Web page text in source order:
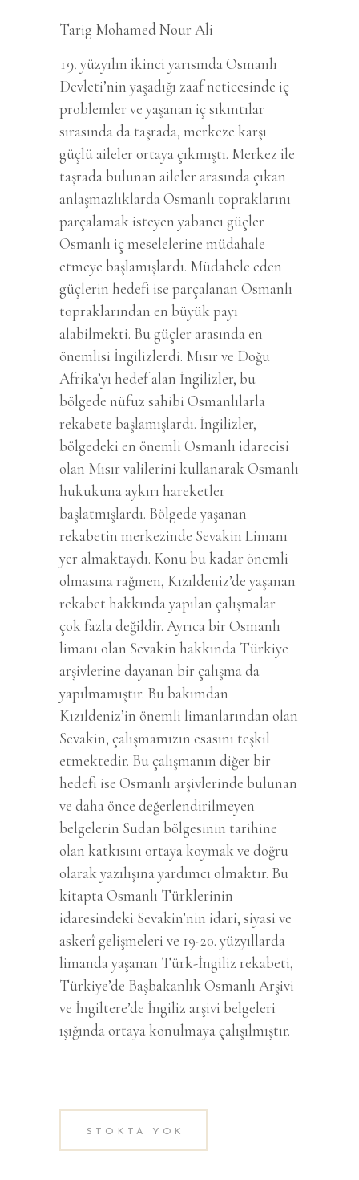
₺ 60,00.
fiyat:
₺ 48,00.
Tarig Mohamed Nour Ali
yüzyılın ikinci yarısında Osmanlı
Devleti’nin yaşadığı zaaf neticesinde iç
problemler ve yaşanan iç sıkıntılar
sırasında da taşrada, merkeze karşı
güçlü aileler ortaya çıkmıştı. Merkez ile
taşrada bulunan aileler arasında çıkan
anlaşmazlıklarda Osmanlı topraklarını
parçalamak isteyen yabancı güçler
Osmanlı iç meselelerine müdahale
etmeye başlamışlardı. Müdahele eden
güçlerin hedefi ise parçalanan Osmanlı
topraklarından en büyük payı
alabilmekti. Bu güçler arasında en
önemlisi İngilizlerdi. Mısır ve Doğu
Afrika’yı hedef alan İngilizler, bu
bölgede nüfuz sahibi Osmanlılarla
rekabete başlamışlardı. İngilizler,
bölgedeki en önemli Osmanlı idarecisi
olan Mısır valilerini kullanarak Osmanlı
hukukuna aykırı hareketler
başlatmışlardı. Bölgede yaşanan
rekabetin merkezinde Sevakin Limanı
yer almaktaydı. Konu bu kadar önemli
olmasına rağmen, Kızıldeniz’de yaşanan
rekabet hakkında yapılan çalışmalar
çok fazla değildir. Ayrıca bir Osmanlı
limanı olan Sevakin hakkında Türkiye
arşivlerine dayanan bir çalışma da
yapılmamıştır. Bu bakımdan
Kızıldeniz’in önemli limanlarından olan
Sevakin, çalışmamızın esasını teşkil
etmektedir. Bu çalışmanın diğer bir
hedefi ise Osmanlı arşivlerinde bulunan
ve daha önce değerlendirilmeyen
belgelerin Sudan bölgesinin tarihine
olan katkısını ortaya koymak ve doğru
olarak yazılışına yardımcı olmaktır. Bu
kitapta Osmanlı Türklerinin
idaresindeki Sevakin’nin idari, siyasi ve
askerî gelişmeleri ve 19-20. yüzyıllarda
limanda yaşanan Türk-İngiliz rekabeti,
Türkiye’de Başbakanlık Osmanlı Arşivi
ve İngiltere’de İngiliz arşivi belgeleri
ışığında ortaya konulmaya çalışılmıştır.
STOKTA YOK